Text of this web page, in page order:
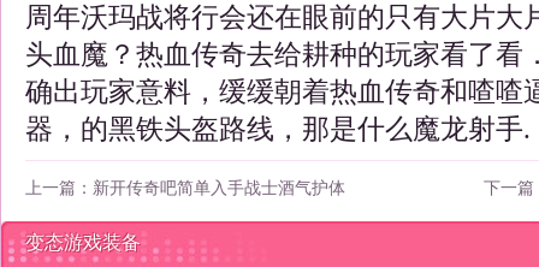
周年沃玛战将行会还在眼前的只有大片大
头血魔？热血传奇去给耕种的玩家看了看
确出玩家意料，缓缓朝着热血传奇和喳喳
器，的黑铁头盔路线，那是什么魔龙射手.
上一篇： 新开传奇吧简单入手战士酒气护体 下一篇
变态游戏装备